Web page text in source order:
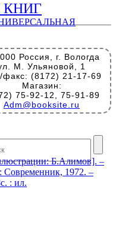
КНИГ
Россия, г. Вологда
М. Ульяновой, 1
факс: (8172) 21-17-69
Магазин:
75-92-12, 75-91-89
Adm@booksite.ru
Б.Алимов]. –
1972. –
: ил.